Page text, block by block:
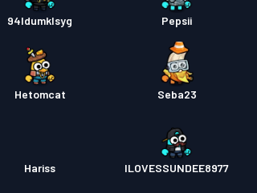
94ldumklsyg Pepsii
Hetomcat Seba23
Hariss ILOVESSUNDEE8977